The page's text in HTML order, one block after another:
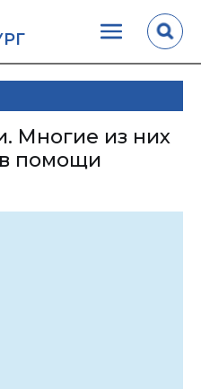
Многие из них
помощи